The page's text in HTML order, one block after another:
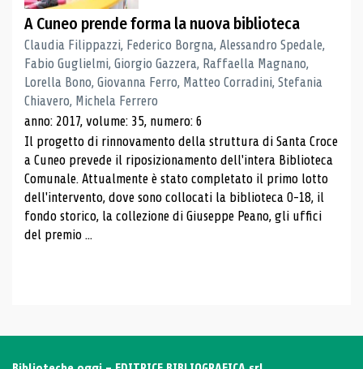
A Cuneo prende forma la nuova biblioteca
Claudia Filippazzi, Federico Borgna, Alessandro Spedale,
Fabio Guglielmi, Giorgio Gazzera, Raffaella Magnano,
Lorella Bono, Giovanna Ferro, Matteo Corradini, Stefania
Chiavero, Michela Ferrero
anno: 2017, volume: 35, numero: 6
Il progetto di rinnovamento della struttura di Santa Croce
a Cuneo prevede il riposizionamento dell'intera Biblioteca
Comunale. Attualmente è stato completato il primo lotto
dell'intervento, dove sono collocati la biblioteca 0-18, il
fondo storico, la collezione di Giuseppe Peano, gli uffici
del premio ...